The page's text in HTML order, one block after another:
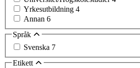
Yrkesutbildning 4
Annan 6
Språk
Svenska 7
Etikett